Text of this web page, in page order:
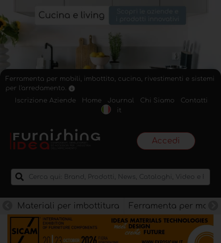
Ferramenta per mobili, imbottito, cucina, rivestimenti e sistemi
per l'arredamento.
Iscrizione Aziende
Home Journal Chi Siamo
Contatti
it
Accedi
Materiali per imbottitura Ferramenta per mobili